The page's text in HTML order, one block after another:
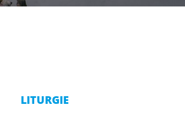
LITURGIE